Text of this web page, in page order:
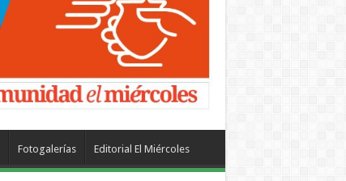
Fotogalerías Editorial El Miércoles